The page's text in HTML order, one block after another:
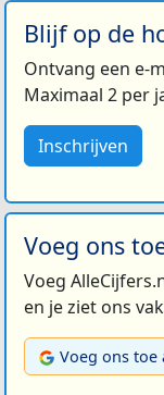
Blijf op de
Ontvang een e-
Maximaal 2 per
Inschrijven
Voeg ons
Voeg
en je ziet ons
Voeg ons